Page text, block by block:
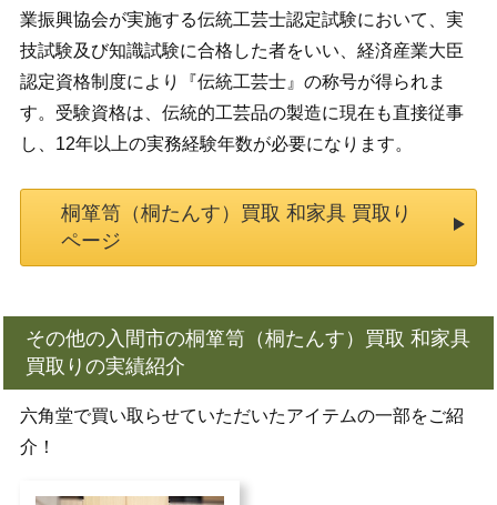
業振興協会が実施する伝統工芸士認定試験において、実
技試験及び知識試験に合格した者をいい、経済産業大臣
認定資格制度により『伝統工芸士』の称号が得られま
す。受験資格は、伝統的工芸品の製造に現在も直接従事
し、12年以上の実務経験年数が必要になります。
桐箪笥（桐たんす）買取 和家具 買取り
ページ
その他の入間市の桐箪笥（桐たんす）買取 和家具
買取りの実績紹介
六角堂で買い取らせていただいたアイテムの一部をご紹
介！